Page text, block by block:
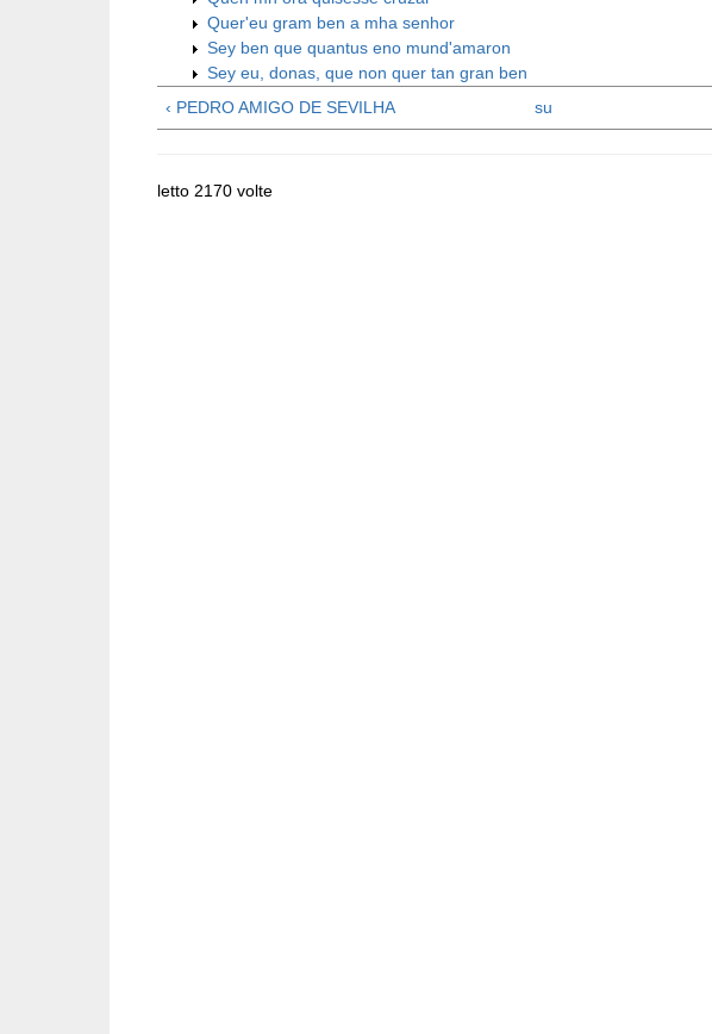
Quer'eu gram ben a mha senhor
Sey ben que quantus eno mund'amaron
Sey eu, donas, que non quer tan gran ben
‹ PEDRO AMIGO DE SEVILHA
su
letto 2170 volte